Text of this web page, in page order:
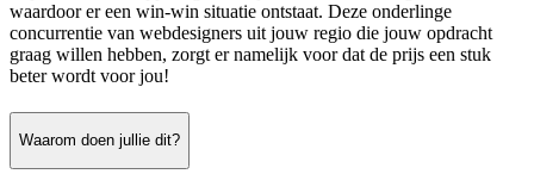
waardoor er een win-win situatie ontstaat. Deze onderlinge
concurrentie van webdesigners uit jouw regio die jouw opdracht
graag willen hebben, zorgt er namelijk voor dat de prijs een stuk
beter wordt voor jou!
Waarom doen jullie dit?